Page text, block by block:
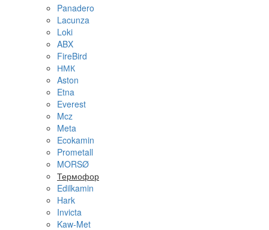
Panadero
Lacunza
Loki
ABX
FireBird
НМК
Aston
Etna
Everest
Mcz
Meta
Ecokamin
Prometall
MORSØ
Термофор
Edilkamin
Hark
Invicta
Kaw-Met